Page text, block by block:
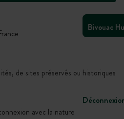
Bivouac
de sites préservés ou historiques
avec la nature